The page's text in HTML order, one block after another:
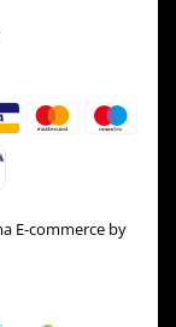
E-commerce by